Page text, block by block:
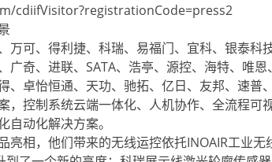
cdiifVisitor?registrationCode=press2
可、得利捷、科瑞、易福门、宜科、银泰科
广奇、进联、SATA、浩亭、源控、海特、唯
、卓怡恒通、天功、驰拓、亿日、友邦、速普
，控制系统云端一体化、人机协作、全流程可
动化解决方案。
相，他们带来的无线运控依托INOAIR工业无